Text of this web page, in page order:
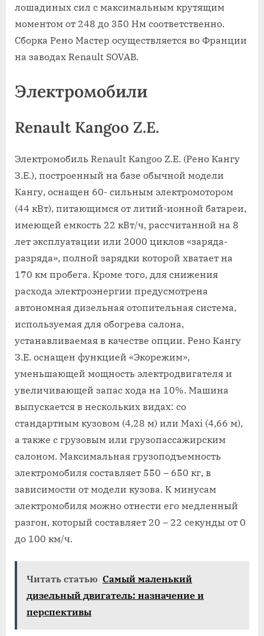
лошадиных сил с максимальным крутящим
моментом от 248 до 350 Нм соответственно.
Сборка Рено Мастер осуществляется во Франции
на заводах Renault SOVAB.
Электромобили
Renault Kangoo Z.E.
Электромобиль Renault Kangoo Z.E. (Рено Кангу
З.Е.), построенный на базе обычной модели
Кангу, оснащен 60- сильным электромотором
(44 кВт), питающимся от литий-ионной батареи,
имеющей емкость 22 кВт/ч, рассчитанной на 8
лет эксплуатации или 2000 циклов «заряда-
разряда», полной зарядки которой хватает на
170 км пробега. Кроме того, для снижения
расхода электроэнергии предусмотрена
автономная дизельная отопительная система,
используемая для обогрева салона,
устанавливаемая в качестве опции. Рено Кангу
З.Е. оснащен функцией «Экорежим»,
уменьшающей мощность электродвигателя и
увеличивающей запас хода на 10%. Машина
выпускается в нескольких видах: со
стандартным кузовом (4,28 м) или Maxi (4,66 м),
а также с грузовым или грузопассажирским
салоном. Максимальная грузоподъемность
электромобиля составляет 550 – 650 кг, в
зависимости от модели кузова. К минусам
электромобиля можно отнести его медленный
разгон, который составляет 20 – 22 секунды от 0
до 100 км/ч.
Читать статью Самый маленький
дизельный двигатель: назначение и
перспективы